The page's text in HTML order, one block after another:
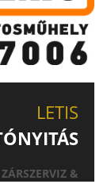
LETIS
&